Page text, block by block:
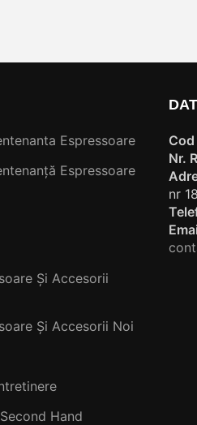
Espressoare
Espressoare
Și Accesorii
Și Accesorii Noi
Hand
Nr.
nr